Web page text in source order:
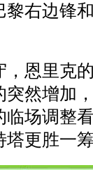
右边锋
恩里克
然增加
场调整
塔更胜一